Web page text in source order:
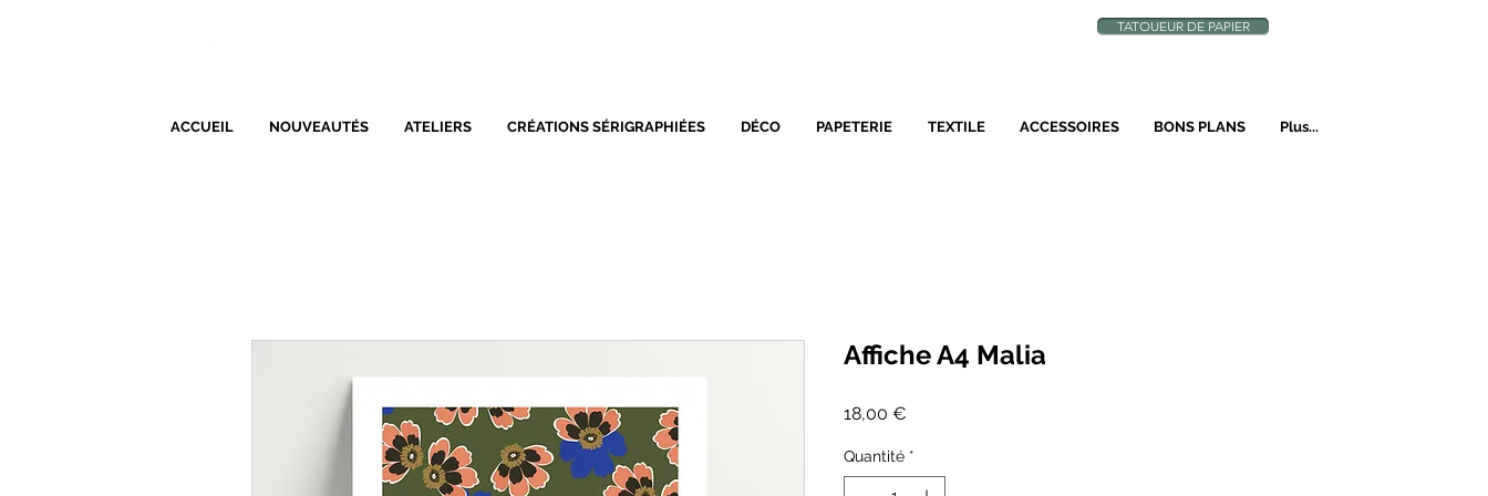
TATOUEUR DE PAPIER
ACCUEIL NOUVEAUTÉS ATELIERS CRÉATIONS SÉRIGRAPHIÉES DÉCO PAPETERIE TEXTILE ACCESSOIRES BONS PLANS Plus...
Affiche A4 Malia
18,00 €
Quantité *